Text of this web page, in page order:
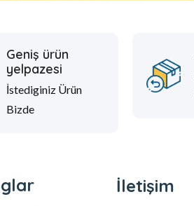
Geniş ürün
yelpazesi
İstediginiz Ürün
Bizde
İletişim